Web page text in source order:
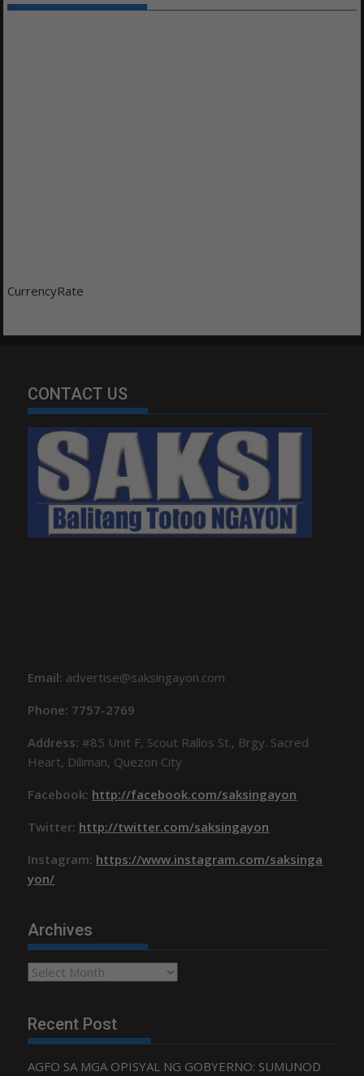
CurrencyRate
CONTACT US
Email: advertise@saksingayon.com
Phone: 7757-2769
Address:#85 Unit F, Scout Rallos St., Brgy. Sacred
Heart, Diliman, Quezon City
Facebook: http://facebook.com/saksingayon
Twitter: http://twitter.com/saksingayon
Instagram: https://www.instagram.com/saksinga
yon/
Archives
Archives
Recent Post
AGFO SA MGA OPISYAL NG GOBYERNO: SUMUNOD